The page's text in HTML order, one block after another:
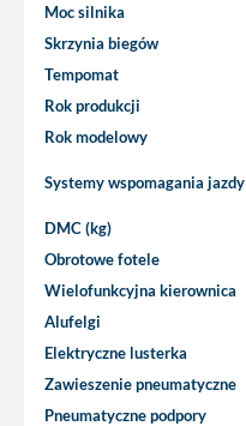
Moc silnika
Skrzynia biegów
Tempomat
Rok produkcji
Rok modelowy
Systemy wspomagania jazdy
DMC (kg)
Obrotowe fotele
Wielofunkcyjna kierownica
Alufelgi
Elektryczne lusterka
Zawieszenie pneumatyczne
Pneumatyczne podpory